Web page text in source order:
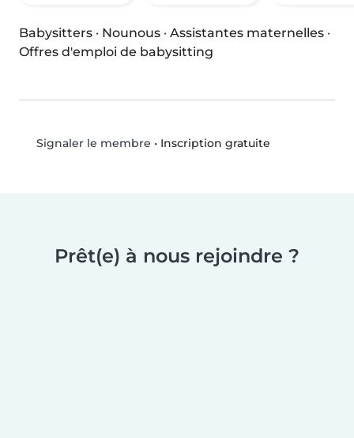
Babysitters · Nounous · Assistantes maternelles ·
Offres d'emploi de babysitting
Signaler le membre • Inscription gratuite
Prêt(e) à nous rejoindre ?